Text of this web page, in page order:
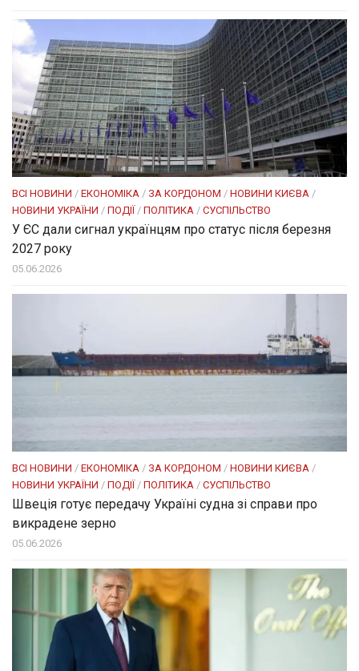
ВСІ НОВИНИ / ЕКОНОМІКА / ЗА КОРДОНОМ / НОВИНИ КИЄВА /
НОВИНИ УКРАЇНИ / ПОДІЇ / ПОЛІТИКА / СУСПІЛЬСТВО
У ЄС дали сигнал українцям про статус після березня
2027 року
05.06.2026
ВСІ НОВИНИ / ЕКОНОМІКА / ЗА КОРДОНОМ / НОВИНИ КИЄВА /
НОВИНИ УКРАЇНИ / ПОДІЇ / ПОЛІТИКА / СУСПІЛЬСТВО
Швеція готує передачу Україні судна зі справи про
викрадене зерно
05.06.2026